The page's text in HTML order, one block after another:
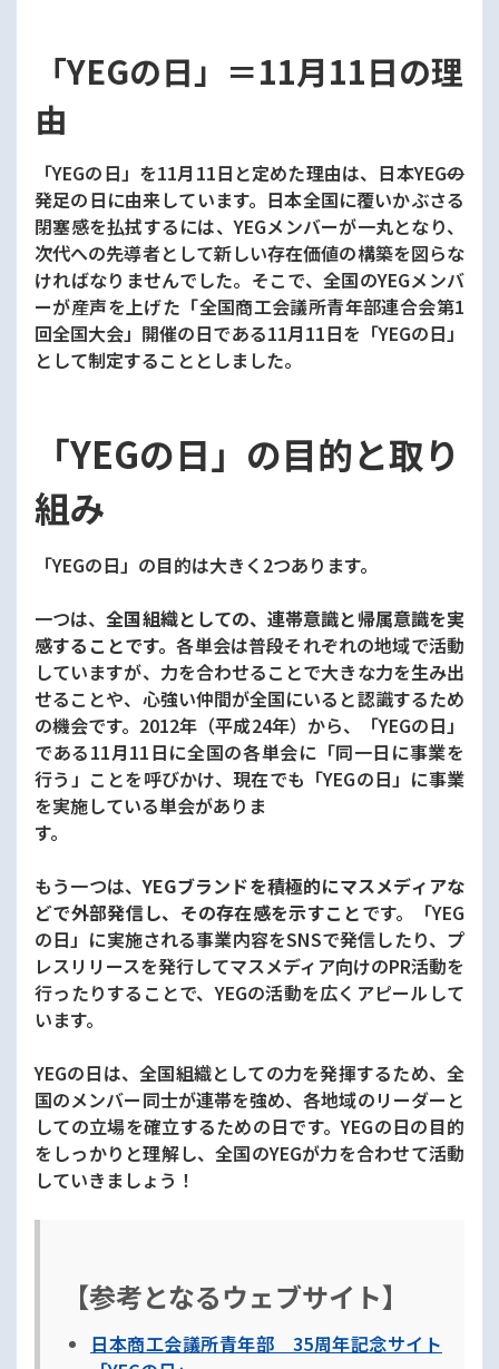
「YEGの日」＝11月11日の理
由
「YEGの日」を11月11日と定めた理由は、日本YEGの
発足の日に由来しています。日本全国に覆いかぶさる
閉塞感を払拭するには、YEGメンバーが一丸となり、
次代への先導者として新しい存在価値の構築を図らな
ければなりませんでした。そこで、全国のYEGメンバ
ーが産声を上げた「全国商工会議所青年部連合会第1
回全国大会」開催の日である11月11日を「YEGの日」
として制定することとしました。
「YEGの日」の目的と取り
組み
「YEGの日」の目的は大きく2つあります。
一つは、全国組織としての、連帯意識と帰属意識を実
感することです。各単会は普段それぞれの地域で活動
していますが、力を合わせることで大きな力を生み出
せることや、心強い仲間が全国にいると認識するため
の機会です。2012年（平成24年）から、「YEGの日」
である11月11日に全国の各単会に「同一日に事業を
行う」ことを呼びかけ、現在でも「YEGの日」に事業
を実施している単会がありま
す。
もう一つは、YEGブランドを積極的にマスメディアな
どで外部発信し、その存在感を示すことです。「YEG
の日」に実施される事業内容をSNSで発信したり、プ
レスリリースを発行してマスメディア向けのPR活動を
行ったりすることで、YEGの活動を広くアピールして
います。
YEGの日は、全国組織としての力を発揮するため、全
国のメンバー同士が連帯を強め、各地域のリーダーと
しての立場を確立するための日です。YEGの日の目的
をしっかりと理解し、全国のYEGが力を合わせて活動
していきましょう！
【参考となるウェブサイト】
日本商工会議所青年部 35周年記念サイト